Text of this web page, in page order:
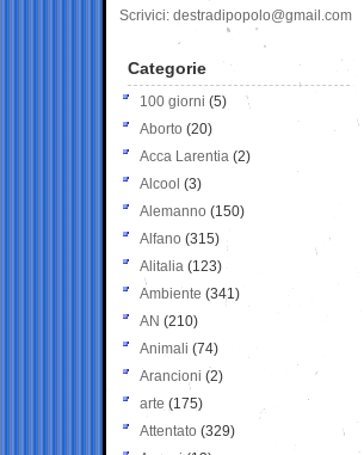
Scrivici: destradipopolo@gmail.com
Categorie
100 giorni (5)
Aborto (20)
Acca Larentia (2)
Alcool (3)
Alemanno (150)
Alfano (315)
Alitalia (123)
Ambiente (341)
AN (210)
Animali (74)
Arancioni (2)
arte (175)
Attentato (329)